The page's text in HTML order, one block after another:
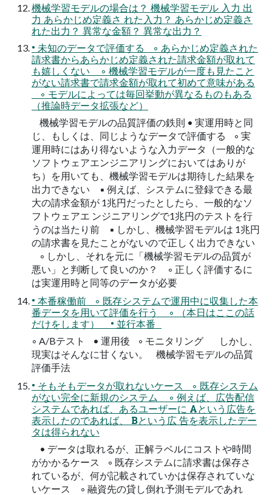
機械学習モデルの場合は？ 機械学習モデル 入力 出
力 あらかじめ定義さ れた入力？ あらかじめ定義さ
れた出力？ 異常な金額？ 異常な出力？
• 未知のデータで評価する ◦ あらかじめ定義された
請求書からあらかじめ定義された請求金額が取れて
も嬉しくない ◦ 機械学習モデルが一度も見たこと
がない請求書で請求金額が取れて初めて意味がある
◦ モデルによっては毎回挙動が異なるものもある
（推論時データ拡張など）
機械学習モデルの品質評価の鉄則 • 実運用時と同
じ、もしくは、同じようなデータで評価する ◦ 実
運用時にはあり得ないような入力データ（一般的な
ソフトウェアエンジニアリングにおいてはありが
ち）を用いても、機械学習モデルは期待した結果を
出力できない ▪ 例えば、システムに登録できる最
大の請求金額が 1兆円だったとしたら、一般的なソ
フトウェアエ ンジニアリングで1兆円のテストを行
うのは当たり前 ▪ しかし、機械学習モデルは 1兆円
の請求書を見たことがないので正しく出力できない
◦ しかし、それを元に「機械学習モデルの品質が
悪い」と判断して良いのか？ ◦ 正しく評価するに
は実運用時と同等のデータが必要
• 本番稼働前 ◦ 既存システムで運用中に収集した本
番データを用いて評価を行う ◦ （本日はここの話
だけをします） • 並行本番
◦ A/Bテスト • 運用後 ◦ モニタリング しかし、
現実はそんなに甘くない。 機械学習モデルの品質
評価手法
• そもそもデータが取れないケース ◦ 既存システム
がない完全に新規のシステム ◦ 例えば、広告配信
システムであれば、あるユーザーに Aという広告を
表示したのであれば、 Bという広 告を表示したデー
タは得られない
• データは取れるが、正解ラベルにコストや時間
がかかるケース ◦ 既存システムに請求書は保存さ
れているが、何が記載されていかは保存されていな
いケース ◦ 融資先の貸し倒れ予測モデルであれ